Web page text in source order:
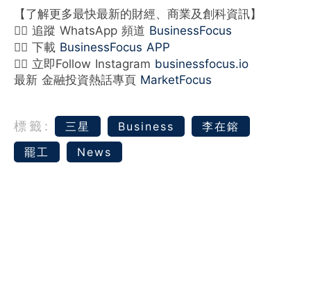
【了解更多最快最新的財經、商業及創科資訊】
👉🏻 追蹤 WhatsApp 頻道 BusinessFocus
👉🏻 下載 BusinessFocus APP
👉🏻 立即Follow Instagram businessfocus.io
最新 金融投資熱話專頁 MarketFocus
標籤: ‎‎三星 Business
李在鎔
罷工
News